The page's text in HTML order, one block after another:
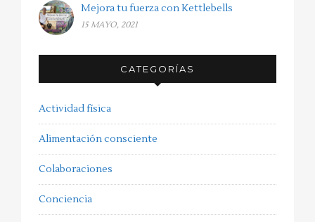
Mejora tu fuerza con Kettlebells
15 MAYO, 2021
CATEGORÍAS
Actividad física
Alimentación consciente
Colaboraciones
Conciencia